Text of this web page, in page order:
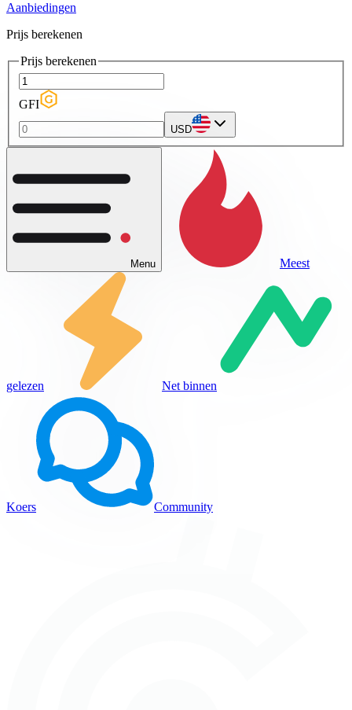
Aanbiedingen
Prijs berekenen
Prijs berekenen
GFI
USD
Menu Meest
gelezen Net binnen
Koers Community